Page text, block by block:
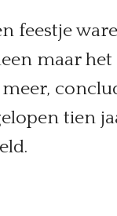
feestje
maar
tien